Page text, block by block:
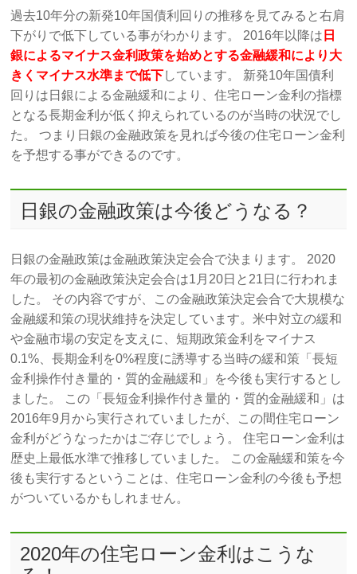
過去10年分の新発10年国債利回りの推移を見てみると右肩
下がりで低下している事がわかります。 2016年以降は 日
銀によるマイナス金利政策を始めとする金融緩和により大
きくマイナス水準まで低下しています。 新発10年国債利
回りは日銀による金融緩和により、住宅ローン金利の指標
となる長期金利が低く抑えられているのが当時の状況でし
た。 つまり日銀の金融政策を見れば今後の住宅ローン金利
を予想する事ができるのです。
日銀の金融政策は今後どうなる？
日銀の金融政策は金融政策決定会合で決まります。 2020
年の最初の金融政策決定会合は1月20日と21日に行われま
した。 その内容ですが、この金融政策決定会合で大規模な
金融緩和策の現状維持を決定しています。米中対立の緩和
や金融市場の安定を支えに、短期政策金利をマイナス
0.1%、長期金利を0%程度に誘導する当時の緩和策「長短
金利操作付き量的・質的金融緩和」を今後も実行するとし
ました。 この「長短金利操作付き量的・質的金融緩和」は
2016年9月から実行されていましたが、この間住宅ローン
金利がどうなったかはご存じでしょう。 住宅ローン金利は
歴史上最低水準で推移していました。 この金融緩和策を今
後も実行するということは、住宅ローン金利の今後も予想
がついているかもしれません。
2020年の住宅ローン金利はこうな